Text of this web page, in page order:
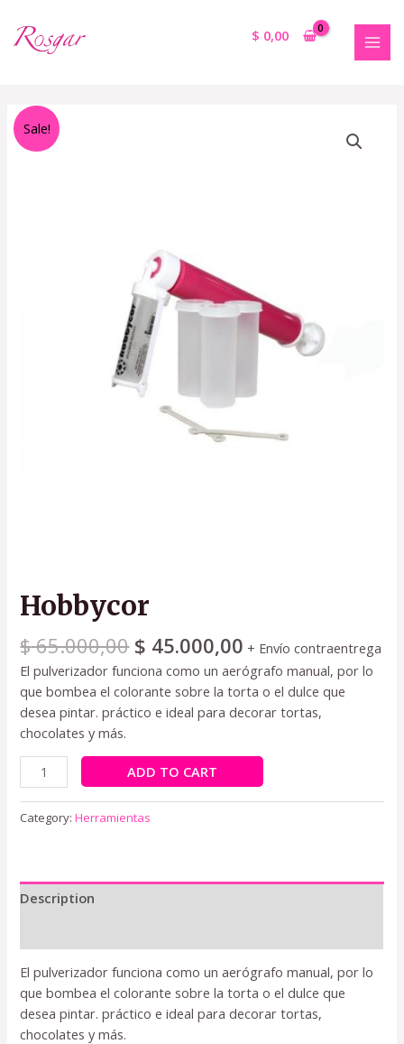
$ 0,00
Sale!
Hobbycor
$65.000,00 $ 45.000,00 + Envío contraentrega
El pulverizador funciona como un aerógrafo manual, por lo
que bombea el colorante sobre la torta o el dulce que
desea pintar. práctico e ideal para decorar tortas,
chocolates y más.
ADD TO CART
Category:Herramientas
Description
El pulverizador funciona como un aerógrafo manual, por lo
que bombea el colorante sobre la torta o el dulce que
desea pintar. práctico e ideal para decorar tortas,
chocolates y más.